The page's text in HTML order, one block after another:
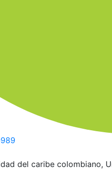
del caribe colombiano,